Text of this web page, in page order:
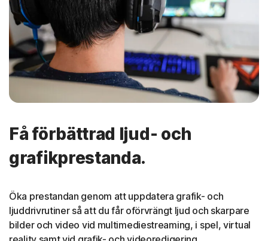
Få förbättrad ljud- och
grafikprestanda.
Öka prestandan genom att uppdatera grafik- och
ljuddrivrutiner så att du får oförvrängt ljud och skarpare
bilder och video vid multimediestreaming, i spel, virtual